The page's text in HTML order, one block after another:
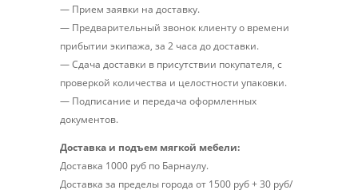
— Прием заявки на доставку.
— Предварительный звонок клиенту о времени
прибытии экипажа, за 2 часа до доставки.
— Сдача доставки в присутствии покупателя, с
проверкой количества и целостности упаковки.
— Подписание и передача оформленных
документов.
Доставка и подъем мягкой мебели:
Доставка 1000 руб по Барнаулу.
Доставка за пределы города от 1500 руб + 30 руб/